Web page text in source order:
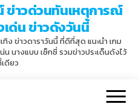
e
a
g
ข่าวด่วนทันเหตุการณ์
เด่น ข่าวดังวันนี้
ง ข่าวดาราวันนี้ ที่ดีที่สุด แนะนำ เกม
นางแบบ เซ็กซี่ รวมข่าวประเด็นดังไว้
ดียว